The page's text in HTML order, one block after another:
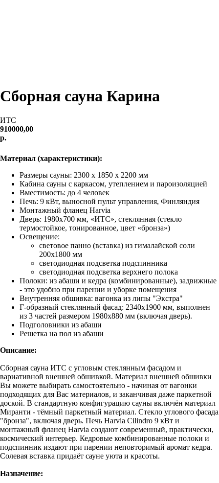
Сборная сауна Карина
ИТС
910000,00
р.
Материал (характеристики):
Размеры сауны: 2300 х 1850 x 2200 мм
Кабина сауны с каркасом, утеплением и пароизоляцией
Вместимость: до 4 человек
Печь: 9 кВт, выносной пульт управления, Финляндия
Монтажный фланец Harvia
Дверь: 1980x700 мм, «ИТС», стеклянная (стекло
термостойкое, тонированное, цвет «бронза»)
Освещение:
световое панно (вставка) из гималайской соли
200х1800 мм
светодиодная подсветка подспинника
светодиодная подсветка верхнего полока
Полоки: из абаши и кедра (комбинированные), задвижные
- это удобно при парении и уборке помещения
Внутренняя обшивка: вагонка из липы "Экстра"
Г-образный стеклянный фасад: 2340х1900 мм, выполнен
из 3 частей размером 1980х880 мм (включая дверь).
Подголовники из абаши
Решетка на пол из абаши
Описание:
Сборная сауна ИТС с угловым стеклянным фасадом и
вариативной внешней обшивкой. Материал внешней обшивки
Вы можете выбирать самостоятельно - начиная от вагонки
подходящих для Вас материалов, и заканчивая даже паркетной
доской. В стандартную конфигурацию сауны включён материал
Миранти - тёмный паркетный материал. Стекло углового фасада
"бронза", включая дверь. Печь Harvia Cilindro 9 кВт и
монтажный фланец Harvia создают современный, практически,
космический интерьер. Кедровые комбинированные полоки и
подспинник издают при парении неповторимый аромат кедра.
Солевая вставка придаёт сауне уюта и красоты.
Назначение: